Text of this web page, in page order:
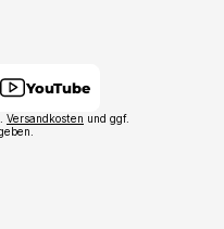
YouTube
Versandkosten und ggf.